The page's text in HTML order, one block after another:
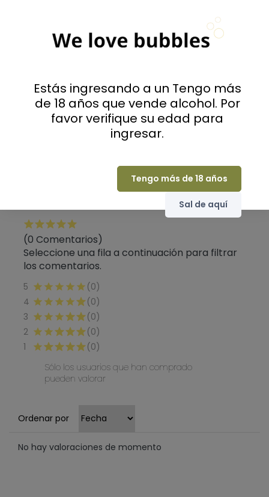
ComentariosTodos los comentarios de
la tienda
(0 Comentarios)
Seleccione una fila a continuación para filtrar
los comentarios.
5
(0)
4
(0)
3
(0)
2
(0)
1
(0)
Sólo los usuarios que han comprado
pueden valorar
Ordenar por
No hay valoraciones de momento
Estás ingresando a un Tengo más
de 18 años que vende alcohol. Por
favor verifique su edad para
ingresar.
Tengo más de 18 años
Sal de aquí